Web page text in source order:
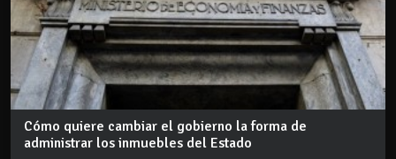
Cómo quiere cambiar el gobierno la forma de
administrar los inmuebles del Estado